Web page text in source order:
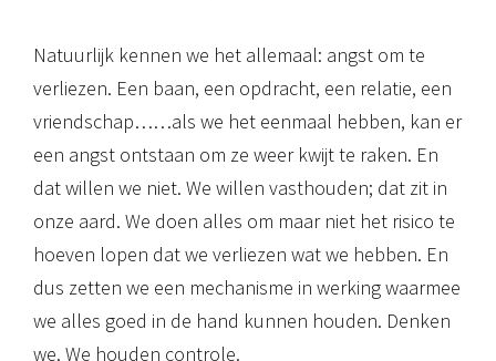
Natuurlijk kennen we het allemaal: angst om te
verliezen. Een baan, een opdracht, een relatie, een
vriendschap……als we het eenmaal hebben, kan er
een angst ontstaan om ze weer kwijt te raken. En
dat willen we niet. We willen vasthouden; dat zit in
onze aard. We doen alles om maar niet het risico te
hoeven lopen dat we verliezen wat we hebben. En
dus zetten we een mechanisme in werking waarmee
we alles goed in de hand kunnen houden. Denken
we. We houden controle.